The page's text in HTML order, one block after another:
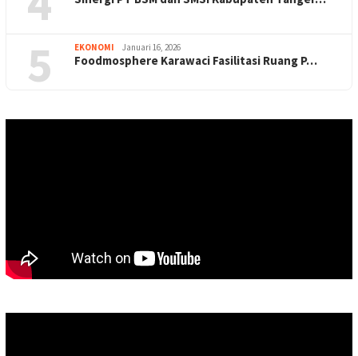
5 EKONOMI Januari 16, 2026
Foodmosphere Karawaci Fasilitasi Ruang P…